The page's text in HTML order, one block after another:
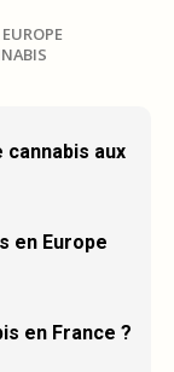
aux
en Europe
en France ?